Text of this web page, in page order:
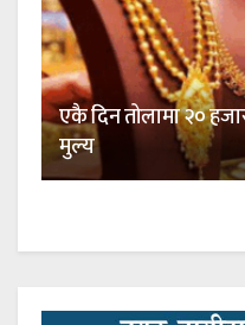
एकै दिन तोलामा २०
मुल्य